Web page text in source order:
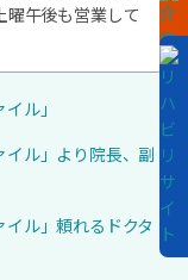
曜午後も営業して